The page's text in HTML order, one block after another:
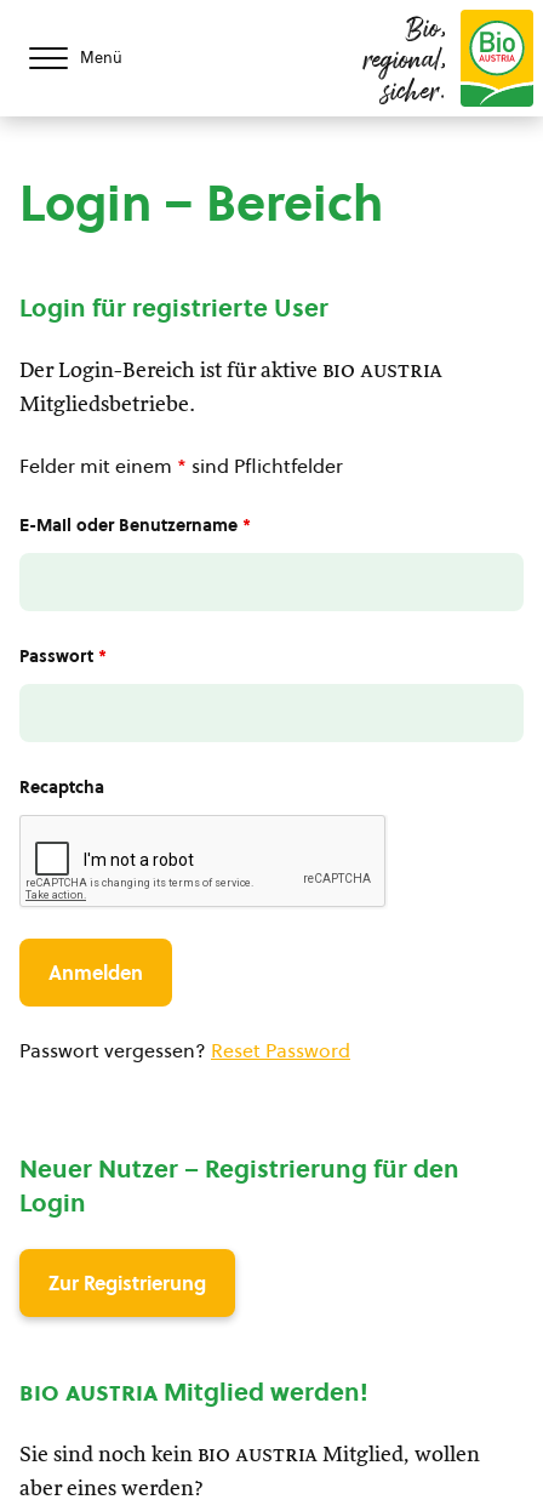
Menü
Bio,
regional,
sicher.
Login – Bereich
Login für registrierte User
Der Login-Bereich ist für aktive bio austria
Mitgliedsbetriebe.
Felder mit einem * sind Pflichtfelder
E-Mail oder Benutzername *
Passwort *
Recaptcha
Passwort vergessen? Reset Password
Neuer Nutzer – Registrierung für den
Login
Zur Registrierung
bio austria Mitglied werden!
Sie sind noch kein bio austria Mitglied, wollen
aber eines werden?